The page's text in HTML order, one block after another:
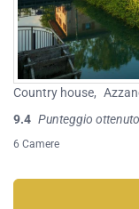
Country house,
9.4 Punteggio
6 Camere